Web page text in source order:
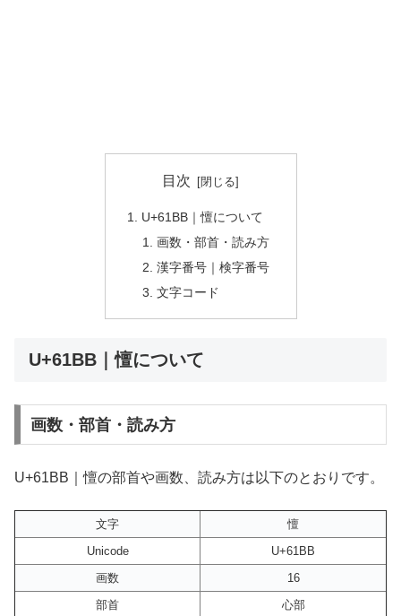
目次
U+61BB｜憻について
画数・部首・読み方
漢字番号｜検字番号
文字コード
U+61BB｜憻について
画数・部首・読み方
U+61BB｜憻の部首や画数、読み方は以下のとおりです。
文字
憻
Unicode
U+61BB
画数
16
部首
心部